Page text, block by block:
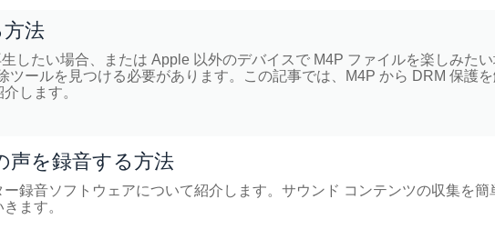
法
したい場合、または Apple 以外のデバイスで M4P ファイルを楽しみた
ツールを見つける必要があります。この記事では、M4P から DRM 保護
します。
声を録音する方法
録音ソフトウェアについて紹介します。サウンド コンテンツの収集を簡
ます。